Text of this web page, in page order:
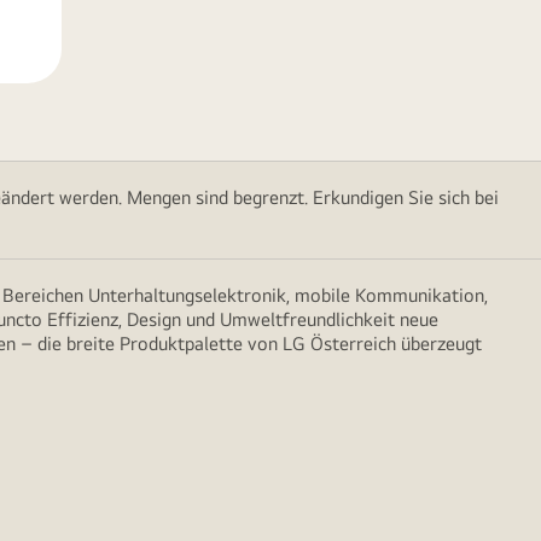
werden. Mengen sind begrenzt. Erkundigen Sie sich bei
Unterhaltungselektronik, mobile Kommunikation,
Effizienz, Design und Umweltfreundlichkeit neue
– die breite Produktpalette von LG Österreich überzeugt